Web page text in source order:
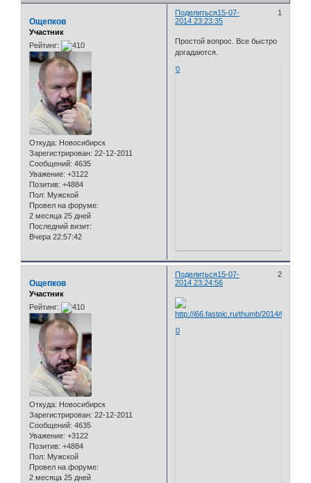
Поделиться 1
15-07-
2014 23:23:35
Ощепков
Участник
Рейтинг:
Откуда: Новосибирск
Зарегистрирован: 22-12-2011
Сообщений: 4635
Уважение: +3122
Позитив: +4884
Пол: Мужской
Провел на форуме:
2 месяца 25 дней
Последний визит:
Вчера 22:57:42
Простой вопрос. Все быстро
догадаются.
0
Поделиться 2
15-07-
2014 23:24:56
Ощепков
Участник
Рейтинг:
Откуда: Новосибирск
Зарегистрирован: 22-12-2011
Сообщений: 4635
Уважение: +3122
Позитив: +4884
Пол: Мужской
Провел на форуме:
2 месяца 25 дней
0